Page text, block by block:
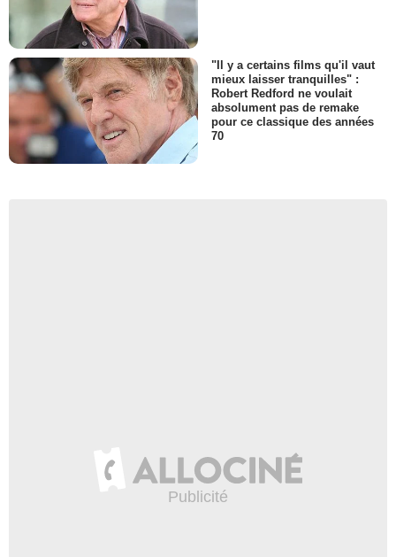
"Il y a certains films qu'il vaut
mieux laisser tranquilles" :
Robert Redford ne voulait
absolument pas de remake
pour ce classique des années
70